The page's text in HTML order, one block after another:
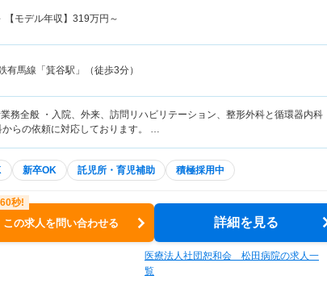
【モデル年収】 319万円～
有馬線「箕谷駅」（徒歩3分）
業務全般 ・入院、外来、訪問リハビリテーション、整形外科と循環器内科
らの依頼に対応しております。 …
新卒OK 託児所・育児補助 積極採用中
この求人を問い合わせる 詳細を見る
医療法人社団恕和会 松田病院の求人一
覧